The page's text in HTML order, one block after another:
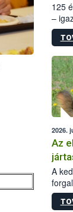
125
–
15.
2026.
Az
A